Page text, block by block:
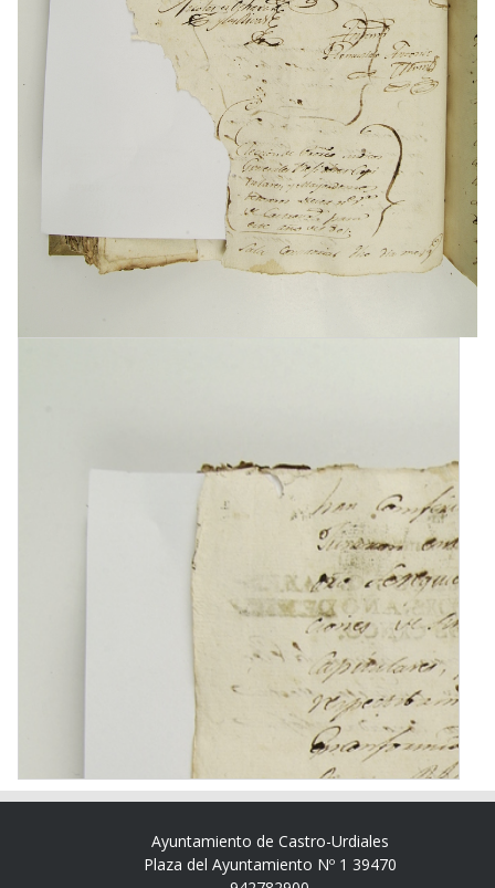
Ayuntamiento de Castro-Urdiales
Plaza del Ayuntamiento Nº 1 39470